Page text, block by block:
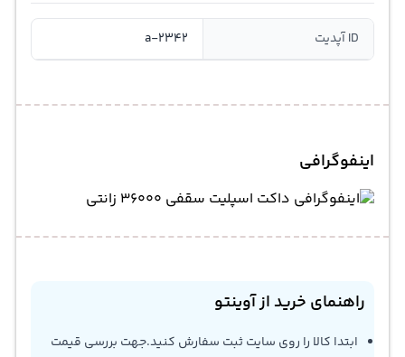
ID آپدیت a-2342
اینفوگرافی
راهنمای خرید از آوینتو
ابتدا کالا را روی سایت ثبت سفارش کنید.جهت بررسی قیمت